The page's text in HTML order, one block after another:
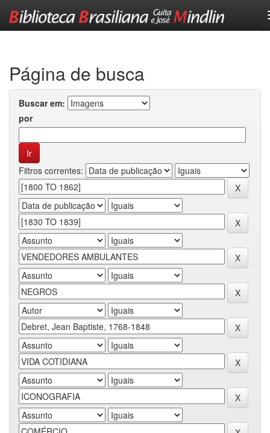
Página de busca
Buscar em:
por
Filtros correntes: